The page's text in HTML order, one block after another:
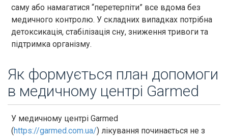
саму або намагатися “перетерпіти” все вдома без
медичного контролю. У складних випадках потрібна
детоксикація, стабілізація сну, зниження тривоги та
підтримка організму.
Як формується план допомоги
в медичному центрі Garmed
У медичному центрі Garmed
(https://garmed.com.ua/) лікування починається не з